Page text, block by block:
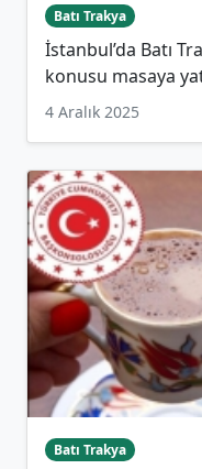
Batı Trakya
İstanbul’da Batı
konusu masaya
4 Aralık 2025
Batı Trakya